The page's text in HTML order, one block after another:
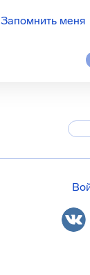
Запомнить меня